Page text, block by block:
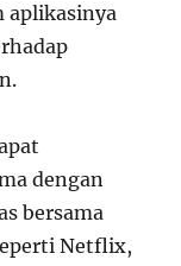
aplikasinya
dengan
bersama
Netflix,